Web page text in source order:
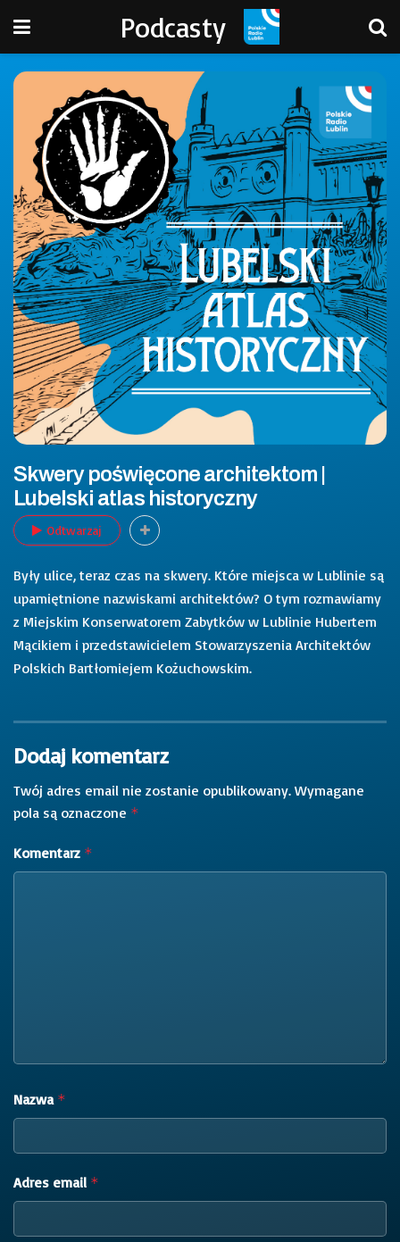
Podcasty
Skwery poświęcone architektom |
Lubelski atlas historyczny
Odtwarzaj
Były ulice, teraz czas na skwery. Które miejsca w Lublinie są
upamiętnione nazwiskami architektów? O tym rozmawiamy
z Miejskim Konserwatorem Zabytków w Lublinie Hubertem
Mącikiem i przedstawicielem Stowarzyszenia Architektów
Polskich Bartłomiejem Kożuchowskim.
Dodaj komentarz
Twój adres email nie zostanie opublikowany. Wymagane
pola są oznaczone *
Komentarz *
Nazwa *
Adres email *